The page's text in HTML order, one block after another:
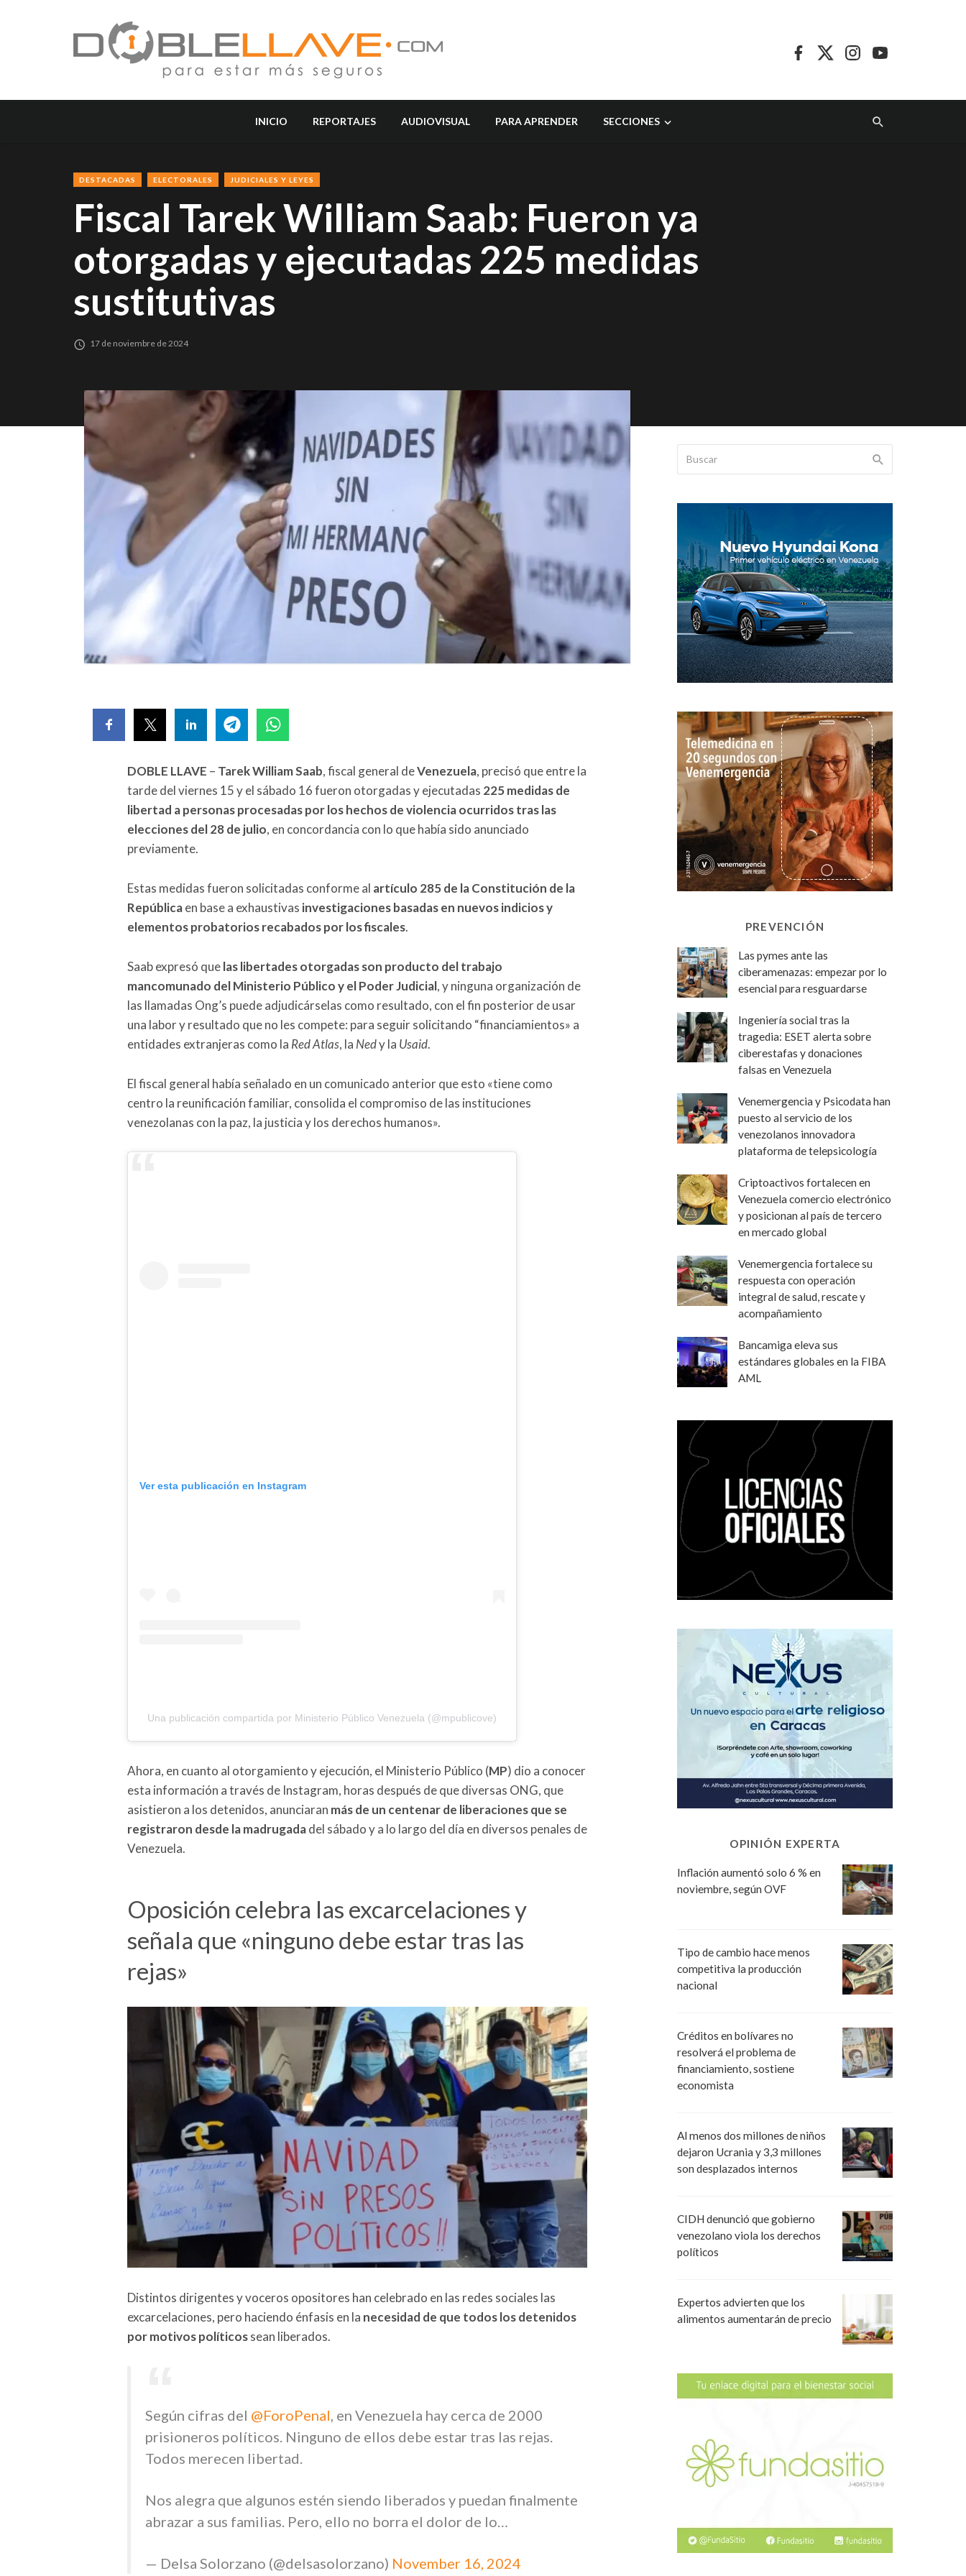
INICIO REPORTAJES AUDIOVISUAL PARA APRENDER SECCIONES
DESTACADAS ELECTORALES JUDICIALES Y LEYES
Fiscal Tarek William Saab: Fueron ya
otorgadas y ejecutadas 225 medidas
sustitutivas
17 de noviembre de 2024
DOBLE LLAVE – Tarek William Saab, fiscal general deVenezuela, precisó que entre la
tarde del viernes 15 y el sábado 16 fueron otorgadas y ejecutadas 225 medidas de
libertad a personas procesadas por los hechos de violencia ocurridos tras las
elecciones del 28 de julio, en concordancia con lo que había sido anunciado
previamente.
Estas medidas fueron solicitadas conforme al artículo 285 de la Constitución de la
Repúblicaen base a exhaustivas investigaciones basadas en nuevos indicios y
elementos probatorios recabados por los fiscales.
Saab expresó quelas libertades otorgadas son producto del trabajo
mancomunado del Ministerio Público y el Poder Judicial, y ninguna organización de
las llamadas Ong’s puede adjudicárselas como resultado, con el fin posterior de usar
una labor y resultado que no les compete: para seguir solicitando “financiamientos» a
entidades extranjeras como la Red Atlas, la Nedy la Usaid.
El fiscal general había señalado en un comunicado anterior que esto «tiene como
centro la reunificación familiar, consolida el compromiso de las instituciones
venezolanas con la paz, la justicia y los derechos humanos».
Ver esta publicación en Instagram
Una publicación compartida por Ministerio Público Venezuela (@mpublicove)
Ahora, en cuanto al otorgamiento y ejecución, el Ministerio Público (MP) dio a conocer
esta información a través de Instagram, horas después de que diversas ONG, que
asistieron a los detenidos, anunciaran más de un centenar de liberaciones que se
registraron desde la madrugadadel sábado y a lo largo del día en diversos penales de
Venezuela.
Oposición celebra las excarcelaciones y
señala que «ninguno debe estar tras las
rejas»
Distintos dirigentes y voceros opositores han celebrado en las redes sociales las
excarcelaciones, pero haciendo énfasis en la necesidad de que todos los detenidos
por motivos políticossean liberados.
Según cifras del @ForoPenal, en Venezuela hay cerca de 2000
prisioneros políticos. Ninguno de ellos debe estar tras las rejas.
Todos merecen libertad.
Nos alegra que algunos estén siendo liberados y puedan finalmente
abrazar a sus familias. Pero, ello no borra el dolor de lo…
— Delsa Solorzano (@delsasolorzano) November 16, 2024
PREVENCIÓN
Las pymes ante las
ciberamenazas: empezar por lo
esencial para resguardarse
Ingeniería social tras la
tragedia: ESET alerta sobre
ciberestafas y donaciones
falsas en Venezuela
Venemergencia y Psicodata han
puesto al servicio de los
venezolanos innovadora
plataforma de telepsicología
Criptoactivos fortalecen en
Venezuela comercio electrónico
y posicionan al país de tercero
en mercado global
Venemergencia fortalece su
respuesta con operación
integral de salud, rescate y
acompañamiento
Bancamiga eleva sus
estándares globales en la FIBA
AML
OPINIÓN EXPERTA
Inflación aumentó solo 6 % en
noviembre, según OVF
Tipo de cambio hace menos
competitiva la producción
nacional
Créditos en bolívares no
resolverá el problema de
financiamiento, sostiene
economista
Al menos dos millones de niños
dejaron Ucrania y 3,3 millones
son desplazados internos
CIDH denunció que gobierno
venezolano viola los derechos
políticos
Expertos advierten que los
alimentos aumentarán de precio